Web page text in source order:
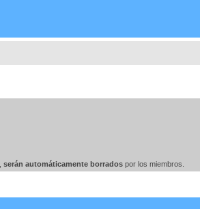
serán automáticamente borrados por los miembros.